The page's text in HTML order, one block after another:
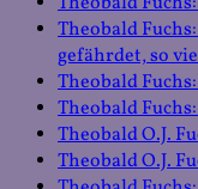
Theobald
gefährdet, so
Theobald
Theobald
Theobald O.J.
Theobald O.J.